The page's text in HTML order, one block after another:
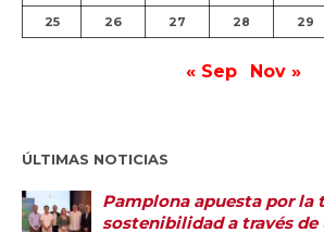
25 26 27 28 29
« Sep Nov »
ÚLTIMAS NOTICIAS
Pamplona apuesta por la
sostenibilidad a través